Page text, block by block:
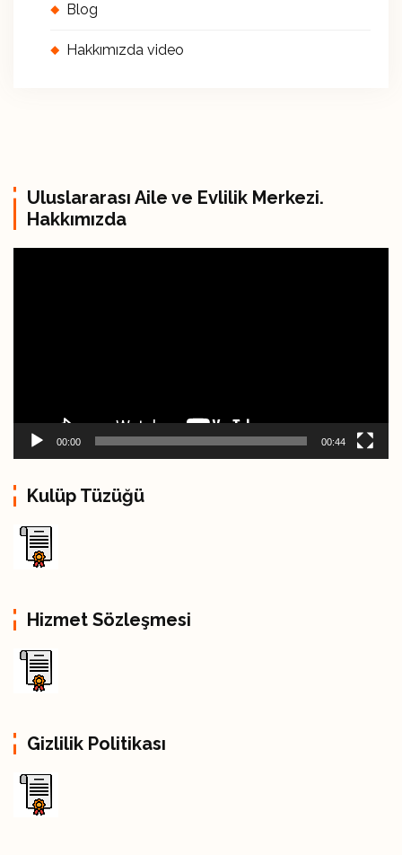
Blog
Hakkımızda video
Uluslararası Aile ve Evlilik Merkezi.
Hakkımızda
р
00:00 00:44
Kulüp Tüzüğü
Hizmet Sözleşmesi
Gizlilik Politikası